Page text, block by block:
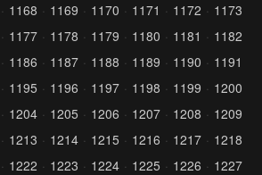
1168 1169 1170 1171 1172
1173
1177 1178 1179 1180 1181
1182
1186 1187 1188 1189 1190
1191
1195 1196 1197 1198 1199
1200
1204 1205 1206 1207 1208
1209
1213 1214 1215 1216 1217
1218
1222 1223 1224 1225 1226
1227